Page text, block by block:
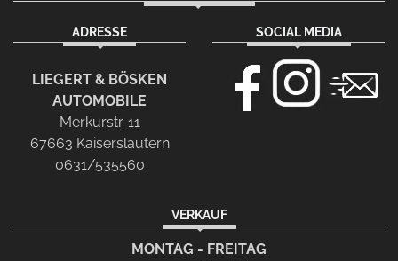
ADRESSE
LIEGERT & BÖSKEN
AUTOMOBILE
Merkurstr. 11
67663 Kaiserslautern
0631/535560
SOCIAL MEDIA
VERKAUF
MONTAG - FREITAG